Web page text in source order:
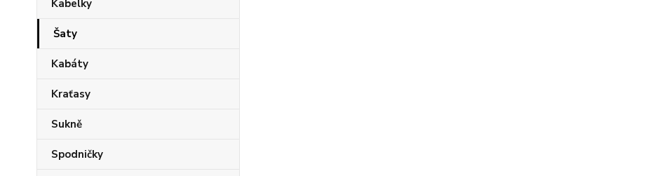
Kabelky
Šaty
Kabáty
Kraťasy
Sukně
Spodničky